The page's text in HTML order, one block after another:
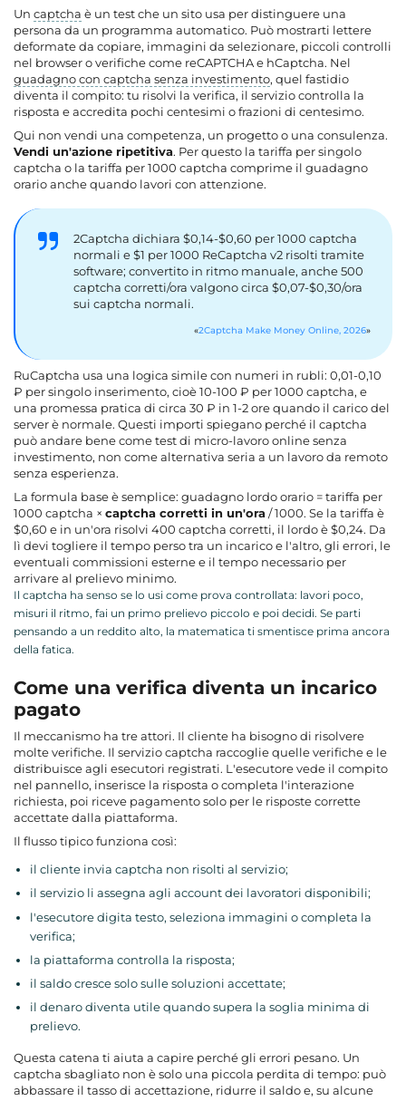
Un captcha è un test che un sito usa per distinguere una
persona da un programma automatico. Può mostrarti lettere
deformate da copiare, immagini da selezionare, piccoli controlli
nel browser o verifiche come reCAPTCHAe hCaptcha. Nel
guadagno con captcha senza investimento, quel fastidio
diventa il compito: tu risolvi la verifica, il servizio controlla la
risposta e accredita pochi centesimi o frazioni di centesimo.
Qui non vendi una competenza, un progetto o una consulenza.
Vendi un'azione ripetitiva. Per questo la tariffa per singolo
captcha o la tariffa per 1000 captcha comprime il guadagno
orario anche quando lavori con attenzione.
2Captcha dichiara $0,14-$0,60 per 1000 captcha
normali e $1 per 1000 ReCaptcha v2 risolti tramite
software; convertito in ritmo manuale, anche 500
captcha corretti/ora valgono circa $0,07-$0,30/ora
sui captcha normali.
2Captcha Make Money Online, 2026
RuCaptcha usa una logica simile con numeri in rubli: 0,01-0,10
₽ per singolo inserimento, cioè 10-100 ₽ per 1000 captcha, e
una promessa pratica di circa 30 ₽ in 1-2 ore quando il carico del
server è normale. Questi importi spiegano perché il captcha
può andare bene come test di micro-lavoro online senza
investimento, non come alternativa seria a un lavoro da remoto
senza esperienza.
La formula base è semplice: guadagno lordo orario = tariffa per
1000 captcha × captcha corretti in un'ora/ 1000. Se la tariffa è
$0,60 e in un'ora risolvi 400 captcha corretti, il lordo è $0,24. Da
lì devi togliere il tempo perso tra un incarico e l'altro, gli errori, le
eventuali commissioni esterne e il tempo necessario per
arrivare al prelievo minimo.
Il captcha ha senso se lo usi come prova controllata: lavori poco,
misuri il ritmo, fai un primo prelievo piccolo e poi decidi. Se parti
pensando a un reddito alto, la matematica ti smentisce prima ancora
della fatica.
Come una verifica diventa un incarico
pagato
Il meccanismo ha tre attori. Il cliente ha bisogno di risolvere
molte verifiche. Il servizio captcha raccoglie quelle verifiche e le
distribuisce agli esecutori registrati. L'esecutore vede il compito
nel pannello, inserisce la risposta o completa l'interazione
richiesta, poi riceve pagamento solo per le risposte corrette
accettate dalla piattaforma.
Il flusso tipico funziona così:
il cliente invia captcha non risolti al servizio;
il servizio li assegna agli account dei lavoratori disponibili;
l'esecutore digita testo, seleziona immagini o completa la
verifica;
la piattaforma controlla la risposta;
il saldo cresce solo sulle soluzioni accettate;
il denaro diventa utile quando supera la soglia minima di
prelievo.
Questa catena ti aiuta a capire perché gli errori pesano. Un
captcha sbagliato non è solo una piccola perdita di tempo: può
abbassare il tasso di accettazione, ridurre il saldo e, su alcune